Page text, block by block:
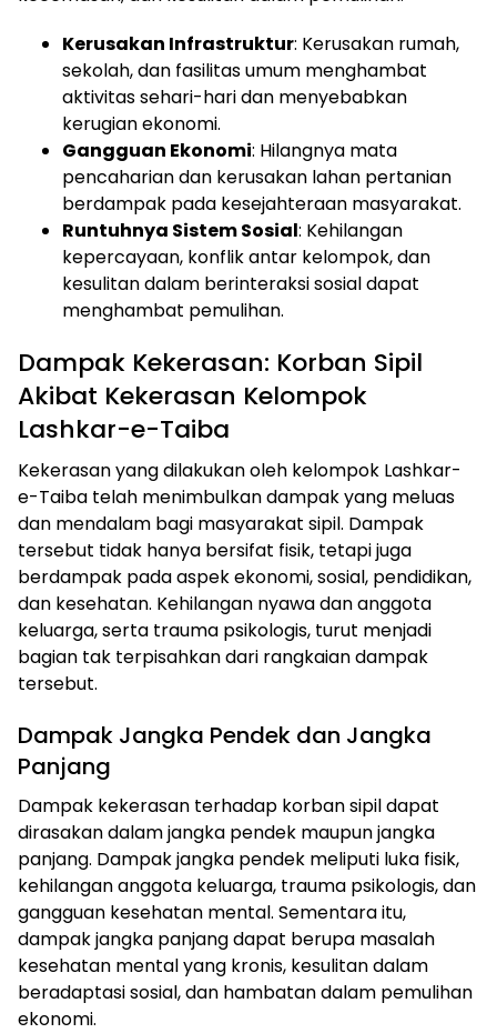
Kerusakan Infrastruktur: Kerusakan rumah,
sekolah, dan fasilitas umum menghambat
aktivitas sehari-hari dan menyebabkan
kerugian ekonomi.
Gangguan Ekonomi: Hilangnya mata
pencaharian dan kerusakan lahan pertanian
berdampak pada kesejahteraan masyarakat.
Runtuhnya Sistem Sosial: Kehilangan
kepercayaan, konflik antar kelompok, dan
kesulitan dalam berinteraksi sosial dapat
menghambat pemulihan.
Dampak Kekerasan: Korban Sipil
Akibat Kekerasan Kelompok
Lashkar-e-Taiba
Kekerasan yang dilakukan oleh kelompok Lashkar-
e-Taiba telah menimbulkan dampak yang meluas
dan mendalam bagi masyarakat sipil. Dampak
tersebut tidak hanya bersifat fisik, tetapi juga
berdampak pada aspek ekonomi, sosial, pendidikan,
dan kesehatan. Kehilangan nyawa dan anggota
keluarga, serta trauma psikologis, turut menjadi
bagian tak terpisahkan dari rangkaian dampak
tersebut.
Dampak Jangka Pendek dan Jangka
Panjang
Dampak kekerasan terhadap korban sipil dapat
dirasakan dalam jangka pendek maupun jangka
panjang. Dampak jangka pendek meliputi luka fisik,
kehilangan anggota keluarga, trauma psikologis, dan
gangguan kesehatan mental. Sementara itu,
dampak jangka panjang dapat berupa masalah
kesehatan mental yang kronis, kesulitan dalam
beradaptasi sosial, dan hambatan dalam pemulihan
ekonomi.